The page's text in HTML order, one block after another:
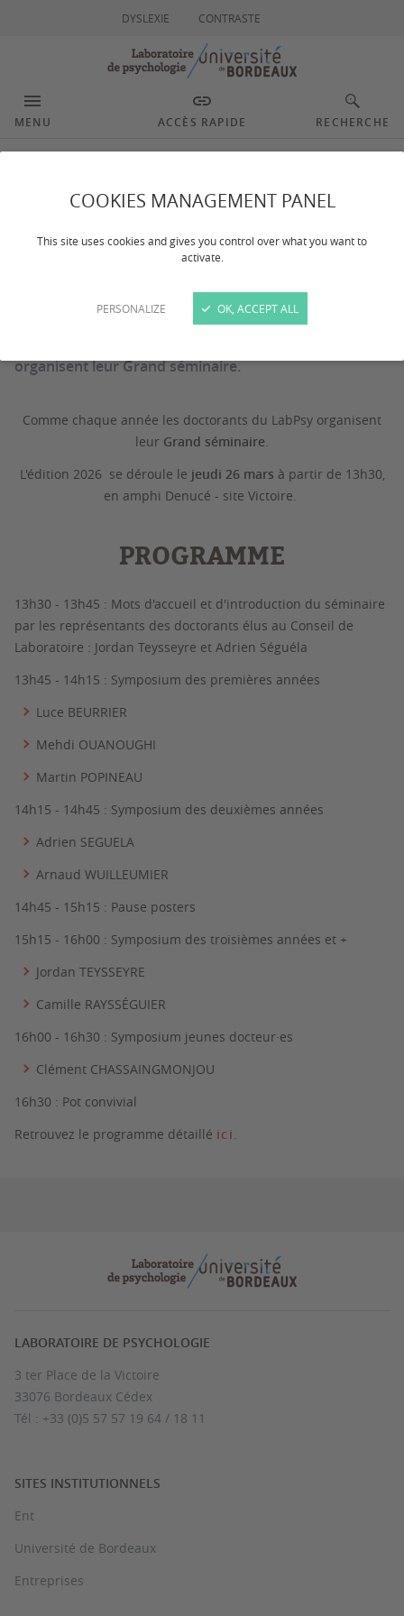
COOKIES MANAGEMENT PANEL
This site uses cookies and gives you control over what you want to
activate.
PERSONALIZE OK, ACCEPT ALL
DYSLEXIE CONTRASTE
MENU ACCÈS RAPIDE RECHERCHE
Grand Séminaire des
doctorants du LabPsy -
édition 2026
organisent leur Grand séminaire.
Comme chaque année les doctorants du LabPsy organisent
leur Grand séminaire.
L'édition 2026 se déroule le jeudi 26 mars à partir de 13h30,
en amphi Denucé - site Victoire.
PROGRAMME
13h30 - 13h45 : Mots d'accueil et d'introduction du séminaire
par les représentants des doctorants élus au Conseil de
Laboratoire : Jordan Teysseyre et Adrien Séguéla
13h45 - 14h15 : Symposium des premières années
Luce BEURRIER
Mehdi OUANOUGHI
Martin POPINEAU
14h15 - 14h45 : Symposium des deuxièmes années
Adrien SEGUELA
Arnaud WUILLEUMIER
14h45 - 15h15 : Pause posters
15h15 - 16h00 : Symposium des troisièmes années et +
Jordan TEYSSEYRE
Camille RAYSSÉGUIER
16h00 - 16h30 : Symposium jeunes docteur·es
Clément CHASSAINGMONJOU
16h30 : Pot convivial
Retrouvez le programme détaillé ici.
LABORATOIRE DE PSYCHOLOGIE
3 ter Place de la Victoire
33076 Bordeaux Cédex
Tél : +33 (0)5 57 57 19 64 / 18 11
SITES INSTITUTIONNELS
Ent
Université de Bordeaux
Entreprises